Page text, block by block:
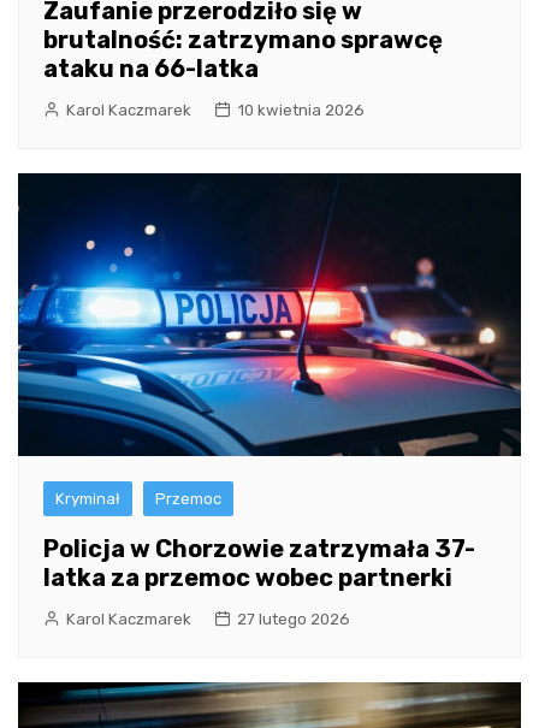
Zaufanie przerodziło się w
brutalność: zatrzymano sprawcę
ataku na 66-latka
Karol Kaczmarek 10 kwietnia 2026
Kryminał Przemoc
Policja w Chorzowie zatrzymała 37-
latka za przemoc wobec partnerki
Karol Kaczmarek 27 lutego 2026